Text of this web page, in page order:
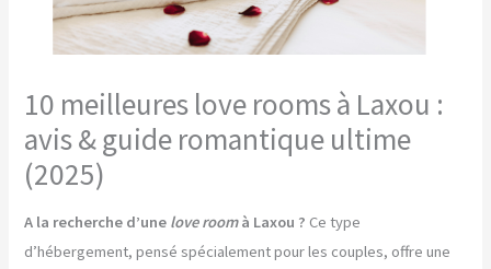
10 meilleures love rooms à Laxou :
avis & guide romantique ultime
(2025)
A la recherche d’une love roomà Laxou ? Ce type
d’hébergement, pensé spécialement pour les couples, offre une